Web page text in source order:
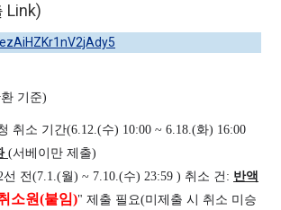
Link)
기준)
취소 기간(6.12.(수) 10:00 ~ 6.18.(화) 16:00
(서베이만 제출)
선 전(7.1.(월) ~ 7.10.(수) 23:59 ) 취소 건 : 반액
소원(붙임)" 제출 필요(미제출 시 취소 미승